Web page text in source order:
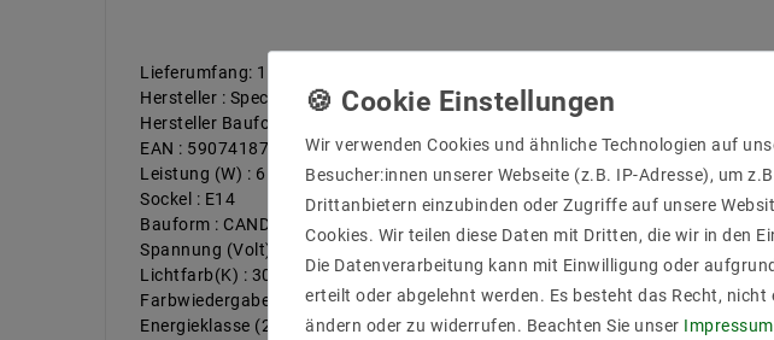
Lieferumfang: 1 stück
Hersteller : Spectrum
Hersteller Bauform : CANDLE
EAN : 5907418734617
Leistung (W) : 6
Sockel : E14
Bauform : CANDLE
Spannung (Volt) / Stromstärk bis : 230V AC
Lichtfarb(K) : 3000
Farbwiedergabe : 80
Energieklasse (2019/2015) : F
Wir verwenden Cookies und ähnliche Technologien auf
Besucher:innen unserer Webseite (z.B. IP-Adresse), um
Drittanbietern einzubinden oder Zugriffe auf unsere
Cookies. Wir teilen diese Daten mit Dritten, die wir in den
Die Datenverarbeitung kann mit Einwilligung oder
erteilt oder abgelehnt werden. Es besteht das Recht,
ändern oder zu widerrufen. Beachten Sie unser Impressum